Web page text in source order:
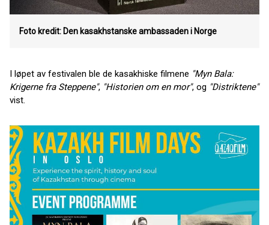
Foto kredit: Den kasakhstanske ambassaden i Norge
I løpet av festivalen ble de kasakhiske filmene "Myn Bala:
Krigerne fra Steppene", "Historien om en mor", og "Distriktene"
vist.